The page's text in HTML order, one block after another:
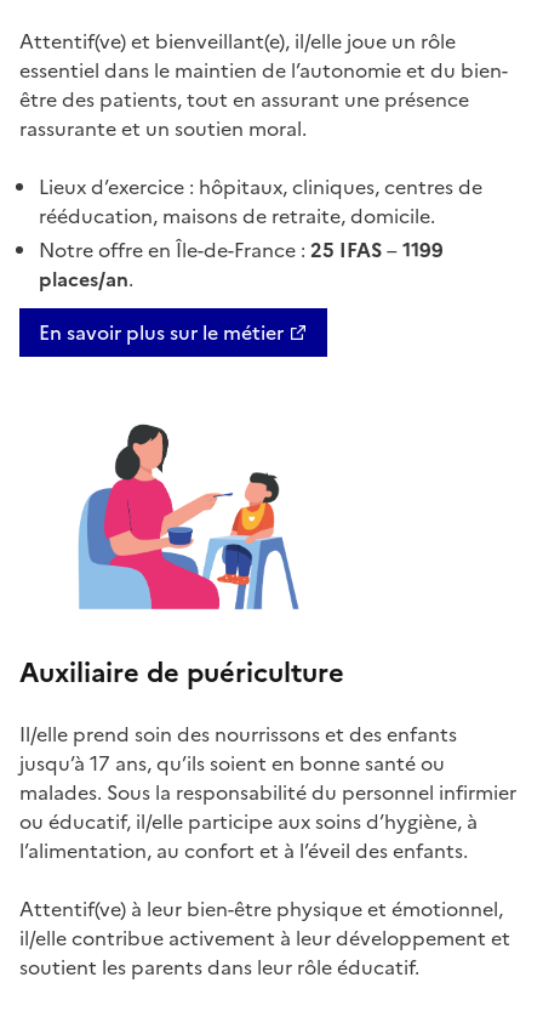
Attentif(ve) et bienveillant(e), il/elle joue un rôle
essentiel dans le maintien de l’autonomie et du bien-
être des patients, tout en assurant une présence
rassurante et un soutien moral.
Lieux d’exercice : hôpitaux, cliniques, centres de
rééducation, maisons de retraite, domicile.
Notre offre en Île-de-France : 25 IFAS–1199
places/an.
En savoir plus sur le métier
Auxiliaire de puériculture
Il/elle prend soin des nourrissons et des enfants
jusqu’à 17 ans, qu’ils soient en bonne santé ou
malades. Sous la responsabilité du personnel infirmier
ou éducatif, il/elle participe aux soins d’hygiène, à
l’alimentation, au confort et à l’éveil des enfants.
Attentif(ve) à leur bien-être physique et émotionnel,
il/elle contribue activement à leur développement et
soutient les parents dans leur rôle éducatif.